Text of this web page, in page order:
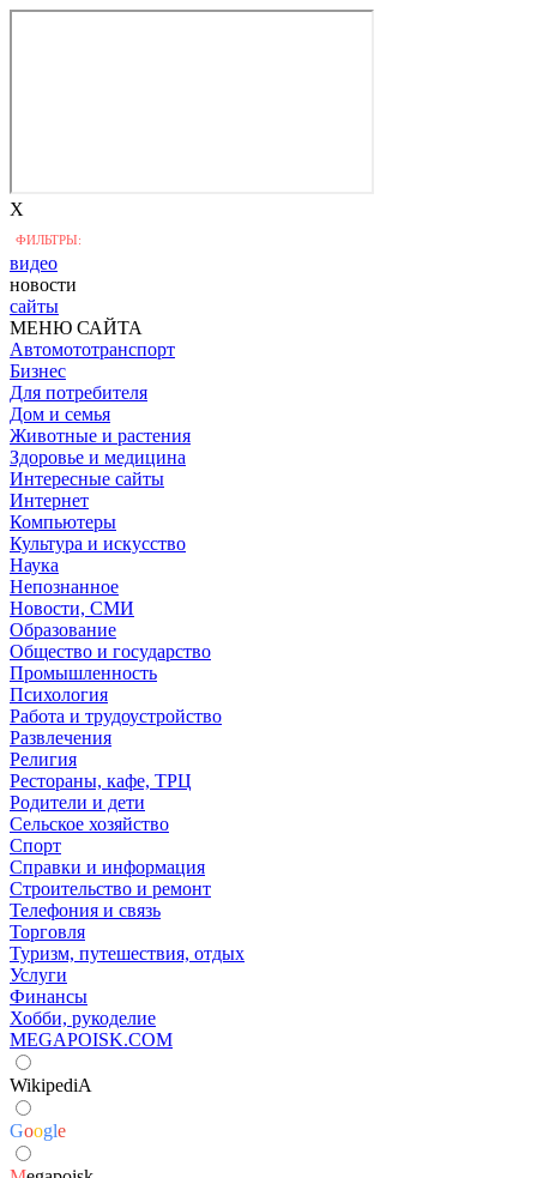
X
ФИЛЬТРЫ:
видео
новости
сайты
МЕНЮ САЙТА
Автомототранспорт
Бизнес
Для потребителя
Дом и семья
Животные и растения
Здоровье и медицина
Интересные сайты
Интернет
Компьютеры
Культура и искусство
Наука
Непознанное
Новости, СМИ
Образование
Общество и государство
Промышленность
Психология
Работа и трудоустройство
Развлечения
Религия
Рестораны, кафе, ТРЦ
Родители и дети
Сельское хозяйство
Спорт
Справки и информация
Строительство и ремонт
Телефония и связь
Торговля
Туризм, путешествия, отдых
Услуги
Финансы
Хобби, рукоделие
MEGAPOISK.COM
WikipediA
Google